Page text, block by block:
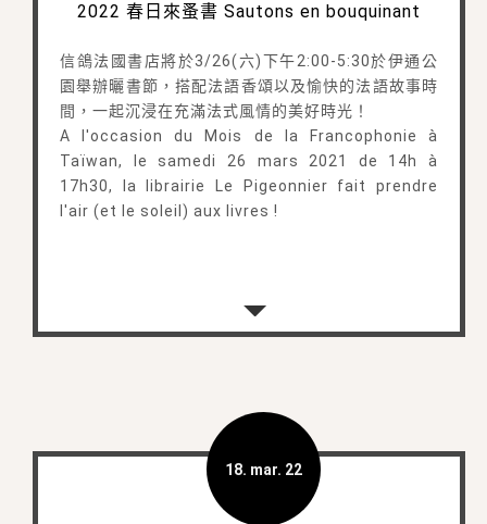
2022 春日來蚤書 Sautons en bouquinant
信鴿法國書店將於3/26(六)下午2:00-5:30於伊通公
園舉辦曬書節，搭配法語香頌以及愉快的法語故事時
間，一起沉浸在充滿法式風情的美好時光！
A l'occasion du Mois de la Francophonie à
Taïwan, le samedi 26 mars 2021 de 14h à
17h30, la librairie Le Pigeonnier fait prendre
l'air (et le soleil) aux livres !
18. mar. 22